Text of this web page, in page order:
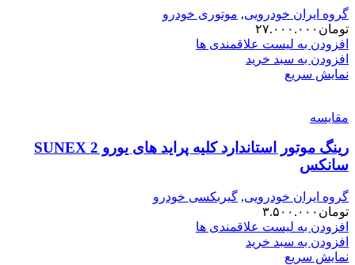
گروه ایران خودرویی, موتوری خودرو
تومان ۲۷.۰۰۰.۰۰۰
افزودن به لیست علاقمندی ها
افزودن به سبد خرید
نمایش سریع
مقایسه
رینگ موتور استاندارد کلیه پراید های یورو 2 SUNEX
سانکس
گروه ایران خودرویی, گیربکسی خودرو
تومان ۳.۵۰۰.۰۰۰
افزودن به لیست علاقمندی ها
افزودن به سبد خرید
نمایش سریع